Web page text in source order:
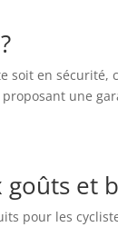
en
une
et
pour les